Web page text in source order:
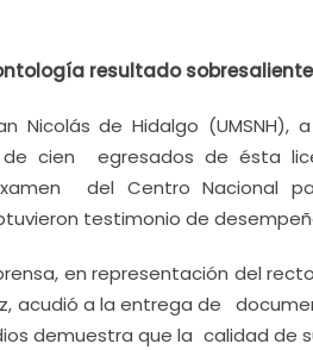
resultado
Nicolás de Hidalgo
cien egresados de ésta
del Centro Nacional
testimonio de
en representación del
acudió a la entrega de
demuestra que la calidad